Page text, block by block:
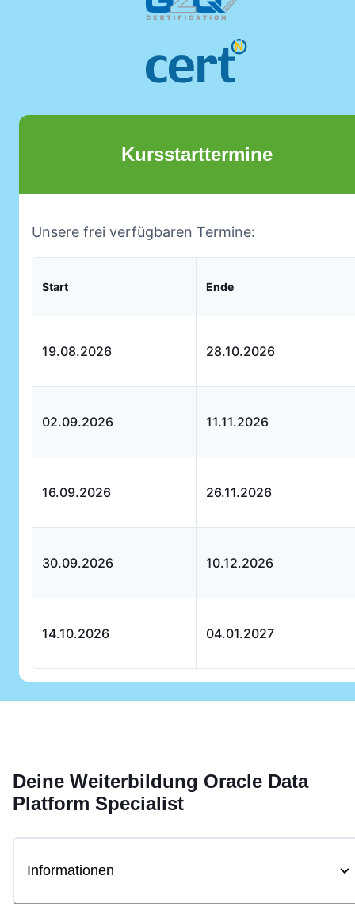
Kursstarttermine
Unsere frei verfügbaren Termine:
Start Ende
19.08.2026 28.10.2026
02.09.2026 11.11.2026
16.09.2026 26.11.2026
30.09.2026 10.12.2026
14.10.2026 04.01.2027
Deine Weiterbildung Oracle Data
Platform Specialist
Informationen